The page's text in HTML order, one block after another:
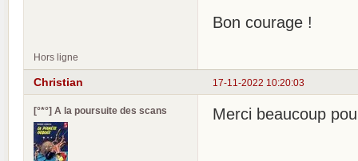
Bon courage !
Hors ligne
17-11-2022 10:20:03
Christian
[°*°] A la poursuite des scans Merci beaucoup